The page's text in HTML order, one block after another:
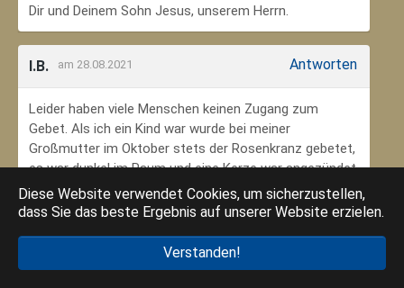
Diese Website verwendet Cookies, um sicherzustellen,
dass Sie das beste Ergebnis auf unserer Website erzielen.
Verstanden!
Dir und Deinem Sohn Jesus, unserem Herrn.
I.B. am 28.08.2021 Antworten
Leider haben viele Menschen keinen Zugang zum
Gebet. Als ich ein Kind war wurde bei meiner
Großmutter im Oktober stets der Rosenkranz gebetet,
es war dunkel im Raum und eine Kerze war angezündet.
Ich habe mich ungeheuer geborgen gefühlt. Das weiß
ich jetzt im Alter sehr zu schätzen. Danke an meine
Danke an die Gottesmutter Maria, dass ich beten kann.